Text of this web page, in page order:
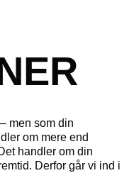
men som din
om mere end
handler om din
Derfor går vi ind i